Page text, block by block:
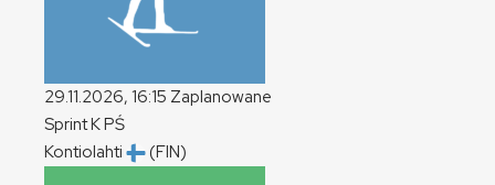
29.11.2026, 16:15 Zaplanowane
SprintKPŚ
Kontiolahti
(FIN)